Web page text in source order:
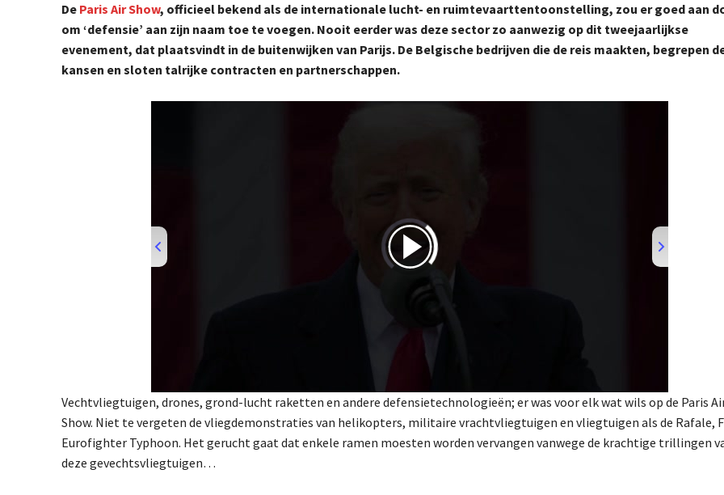
De Paris Air Show, officieel bekend als de internationale lucht- en ruimtevaarttentoonstelling, zou er goed aan
om ‘defensie’ aan zijn naam toe te voegen. Nooit eerder was deze sector zo aanwezig op dit tweejaarlijkse
evenement, dat plaatsvindt in de buitenwijken van Parijs. De Belgische bedrijven die de reis maakten, begrepen
kansen en sloten talrijke contracten en partnerschappen.
Vechtvliegtuigen, drones, grond-lucht raketten en andere defensietechnologieën; er was voor elk wat wils op de Paris
Show. Niet te vergeten de vliegdemonstraties van helikopters, militaire vrachtvliegtuigen en vliegtuigen als de Rafale,
Eurofighter Typhoon. Het gerucht gaat dat enkele ramen moesten worden vervangen vanwege de krachtige trillingen
deze gevechtsvliegtuigen…